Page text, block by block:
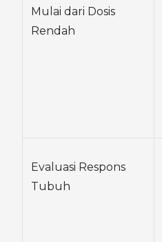
Mulai dari Dosis
Rendah
Evaluasi Respons
Tubuh